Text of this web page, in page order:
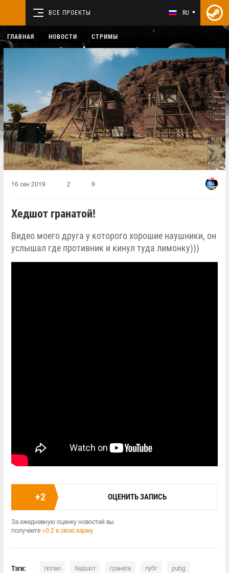
ВСЕ ПРОЕКТЫ RU
ГЛАВНАЯ НОВОСТИ СТРИМЫ
16 сен 2019 2 9
Хедшот гранатой!
Видео моего друга у которого хорошие наушники, он
услышал где противник и кинул туда лимонку)))
+2 ОЦЕНИТЬ ЗАПИСЬ
За ежедневную оценку новостей вы
получаете +0.2 в свою карму
Тэги: попал Хедшот граната пубг pubg